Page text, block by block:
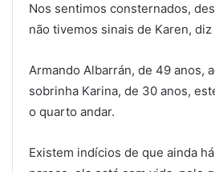
Nos sentimos consternados,
não tivemos sinais de Karen, diz
Armando Albarrán, de 49 anos,
sobrinha Karina, de 30 anos,
o quarto andar.
Existem indícios de que ainda